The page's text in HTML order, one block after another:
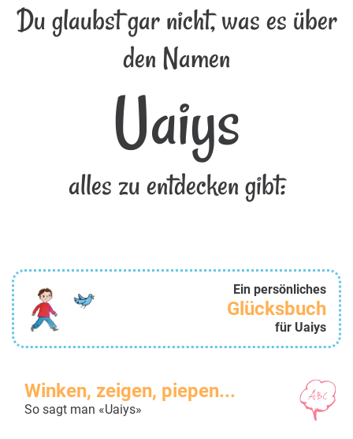
Du glaubst gar nicht, was es über
den Namen
Uaiys
alles zu entdecken gibt:
Ein persönliches
Glücksbuch
für Uaiys
Winken, zeigen, piepen...
So sagt man «Uaiys»